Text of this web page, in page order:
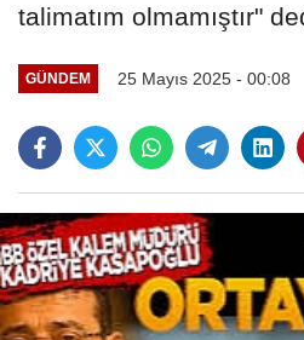
talimatım olmamıştır"
GÜNDEM 25 Mayıs 2025 - 00:08